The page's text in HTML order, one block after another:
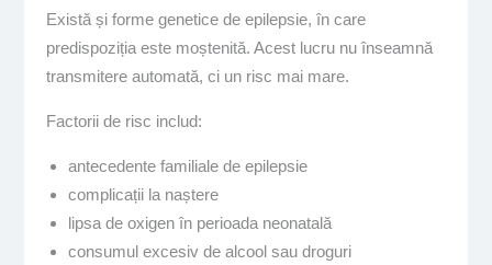
Există și forme genetice de epilepsie, în care
predispoziția este moștenită. Acest lucru nu înseamnă
transmitere automată, ci un risc mai mare.
Factorii de risc includ:
antecedente familiale de epilepsie
complicații la naștere
lipsa de oxigen în perioada neonatală
consumul excesiv de alcool sau droguri